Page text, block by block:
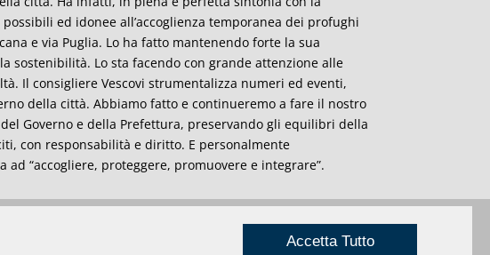
ed idonee all’accoglienza temporanea dei profughi
e via Puglia. Lo ha fatto mantenendo forte la sua
sostenibilità. Lo sta facendo con grande attenzione alle
Il consigliere Vescovi strumentalizza numeri ed eventi,
della città. Abbiamo fatto e continueremo a fare il nostro
Governo e della Prefettura, preservando gli equilibri della
con responsabilità e diritto. E personalmente
“accogliere, proteggere, promuovere e integrare”.
2024 buongiornoRimini Accetta Tutto